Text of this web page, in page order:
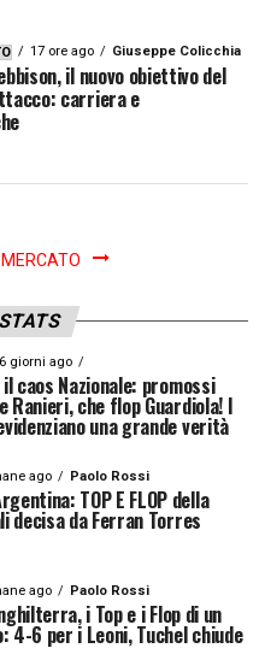
17 ore ago Giuseppe Colicchia
il nuovo obiettivo del
carriera e
6 giorni ago
caos Nazionale: promossi
Ranieri, che flop Guardiola! I
una grande verità
ago Paolo Rossi
TOP E FLOP della
decisa da Ferran Torres
ago Paolo Rossi
i Top e i Flop di un
4-6 per i Leoni, Tuchel chiude